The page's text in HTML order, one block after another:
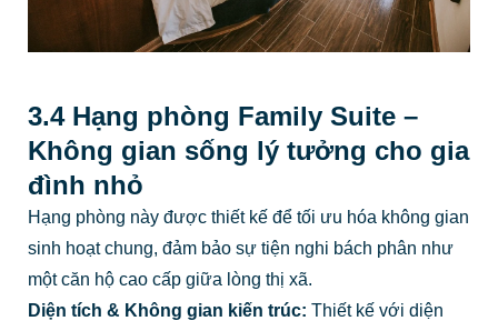
3.4 Hạng phòng Family Suite –
Không gian sống lý tưởng cho gia
đình nhỏ
Hạng phòng này được thiết kế để tối ưu hóa không gian
sinh hoạt chung, đảm bảo sự tiện nghi bách phân như
một căn hộ cao cấp giữa lòng thị xã.
Diện tích & Không gian kiến trúc: Thiết kế với diện